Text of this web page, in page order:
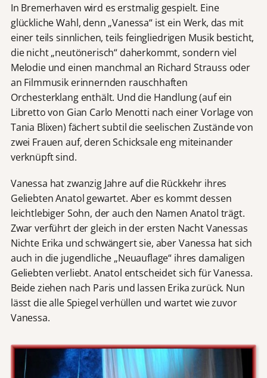
In Bremerhaven wird es erstmalig gespielt. Eine
glückliche Wahl, denn „Vanessa“ ist ein Werk, das mit
einer teils sinnlichen, teils feingliedrigen Musik besticht,
die nicht „neutönerisch“ daherkommt, sondern viel
Melodie und einen manchmal an Richard Strauss oder
an Filmmusik erinnernden rauschhaften
Orchesterklang enthält. Und die Handlung (auf ein
Libretto von Gian Carlo Menotti nach einer Vorlage von
Tania Blixen) fächert subtil die seelischen Zustände von
zwei Frauen auf, deren Schicksale eng miteinander
verknüpft sind.
Vanessa hat zwanzig Jahre auf die Rückkehr ihres
Geliebten Anatol gewartet. Aber es kommt dessen
leichtlebiger Sohn, der auch den Namen Anatol trägt.
Zwar verführt der gleich in der ersten Nacht Vanessas
Nichte Erika und schwängert sie, aber Vanessa hat sich
auch in die jugendliche „Neuauflage“ ihres damaligen
Geliebten verliebt. Anatol entscheidet sich für Vanessa.
Beide ziehen nach Paris und lassen Erika zurück. Nun
lässt die alle Spiegel verhüllen und wartet wie zuvor
Vanessa.